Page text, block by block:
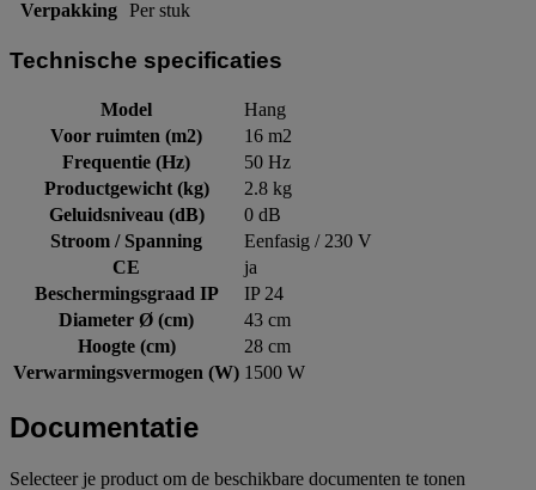
Verpakking Per stuk
Technische specificaties
Model
Hang
Voor ruimten (m2)
16 m2
Frequentie (Hz)
50 Hz
Productgewicht (kg)
2.8 kg
Geluidsniveau (dB)
0 dB
Stroom / Spanning
Eenfasig / 230 V
CE
ja
Beschermingsgraad IP
IP 24
Diameter Ø (cm)
43 cm
Hoogte (cm)
28 cm
Verwarmingsvermogen (W) 1500 W
Documentatie
Selecteer je product om de beschikbare documenten te tonen